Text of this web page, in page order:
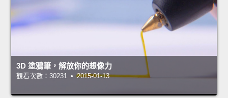
3D 塗鴉筆，解放你的想像力
觀看次數：30231 • 2015-01-13